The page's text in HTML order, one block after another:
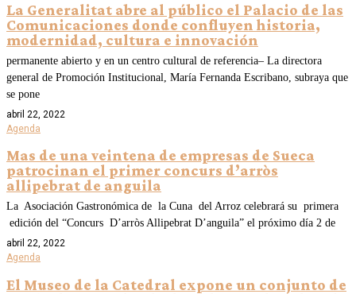
La Generalitat abre al público el Palacio de las
Comunicaciones donde confluyen historia,
modernidad, cultura e innovación
permanente abierto y en un centro cultural de referencia– La directora
general de Promoción Institucional, María Fernanda Escribano, subraya que
se pone
abril 22, 2022
Agenda
Mas de una veintena de empresas de Sueca
patrocinan el primer concurs d’arròs
allipebrat de anguila
La Asociación Gastronómica de la Cuna del Arroz celebrará su primera
edición del “Concurs D’arròs Allipebrat D’anguila” el próximo día 2 de
abril 22, 2022
Agenda
El Museo de la Catedral expone un conjunto de